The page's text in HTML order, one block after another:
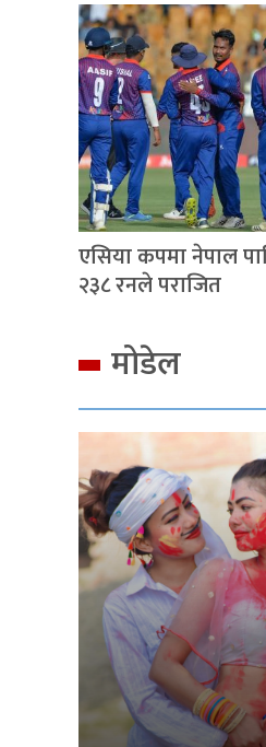
एसिया कपमा नेपाल
२३८ रनले पराजित
मोडेल